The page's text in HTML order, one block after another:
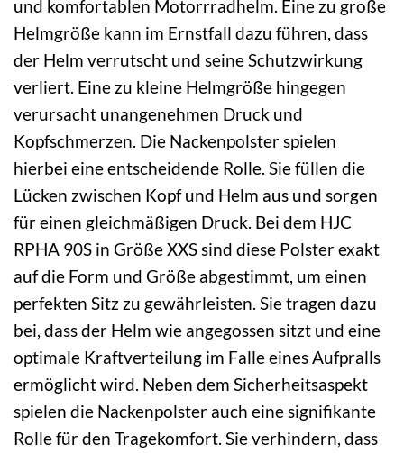
und komfortablen Motorrradhelm. Eine zu große
Helmgröße kann im Ernstfall dazu führen, dass
der Helm verrutscht und seine Schutzwirkung
verliert. Eine zu kleine Helmgröße hingegen
verursacht unangenehmen Druck und
Kopfschmerzen. Die Nackenpolster spielen
hierbei eine entscheidende Rolle. Sie füllen die
Lücken zwischen Kopf und Helm aus und sorgen
für einen gleichmäßigen Druck. Bei dem HJC
RPHA 90S in Größe XXS sind diese Polster exakt
auf die Form und Größe abgestimmt, um einen
perfekten Sitz zu gewährleisten. Sie tragen dazu
bei, dass der Helm wie angegossen sitzt und eine
optimale Kraftverteilung im Falle eines Aufpralls
ermöglicht wird. Neben dem Sicherheitsaspekt
spielen die Nackenpolster auch eine signifikante
Rolle für den Tragekomfort. Sie verhindern, dass